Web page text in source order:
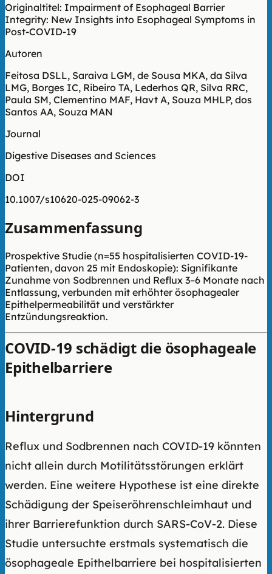
Originaltitel: Impairment of Esophageal Barrier
Integrity: New Insights into Esophageal Symptoms in
Post-COVID-19
Autoren
Feitosa DSLL, Saraiva LGM, de Sousa MKA, da Silva
LMG, Borges IC, Ribeiro TA, Lederhos QR, Silva RRC,
Paula SM, Clementino MAF, Havt A, Souza MHLP, dos
Santos AA, Souza MAN
Journal
Digestive Diseases and Sciences
DOI
10.1007/s10620-025-09062-3
Zusammenfassung
Prospektive Studie (n=55 hospitalisierten COVID-19-
Patienten, davon 25 mit Endoskopie): Signifikante
Zunahme von Sodbrennen und Reflux 3–6 Monate nach
Entlassung, verbunden mit erhöhter ösophagealer
Epithelpermeabilität und verstärkter
Entzündungsreaktion.
COVID-19 schädigt die ösophageale
Epithelbarriere
Hintergrund
Reflux und Sodbrennen nach COVID-19 könnten
nicht allein durch Motilitätsstörungen erklärt
werden. Eine weitere Hypothese ist eine direkte
Schädigung der Speiseröhrenschleimhaut und
ihrer Barrierefunktion durch SARS-CoV-2. Diese
Studie untersuchte erstmals systematisch die
ösophageale Epithelbarriere bei hospitalisierten